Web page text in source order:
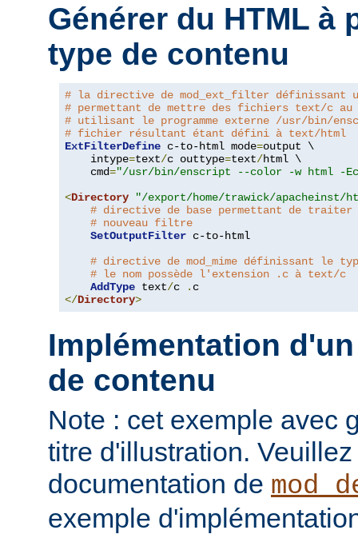
Générer du HTML à
type de contenu
# la directive de mod_ext_filter définissant
# permettant de mettre des fichiers text/c au
# utilisant le programme externe /usr/bin/
# fichier résultant étant défini à text/html
ExtFilterDefine c-to-html mode=output \
    intype
=text/c outtype=text/html \
    cmd
="/usr/bin/enscript --color -w html -
<Directory
"/export/home/trawick/apacheinst/
# directive de base permettant de
# nouveau filtre
SetOutputFilter c-to-html
# directive de mod_mime définissant le
# le nom possède l'extension .c à text/c
AddType text/c .
</Directory>
Implémentation
de contenu
Note : cet exemple avec
titre d'illustration.
documentation de
exemple